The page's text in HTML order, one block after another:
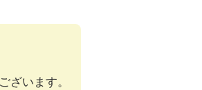
ざいます。